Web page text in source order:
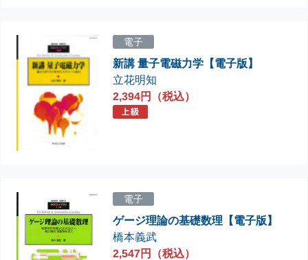
電子
新講 量子電磁力学【電子版】
立花明知
2,394円（税込）
電子
ゲージ理論の基礎数理【電子版】
橋本義武
2,547円（税込）